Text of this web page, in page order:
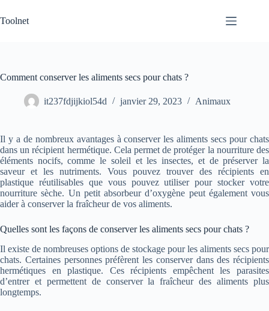
au
contenu
Toolnet
Comment conserver les aliments secs pour chats ?
it237fdjijkiol54d janvier 29, 2023 Animaux
Il y a de nombreux avantages à conserver les aliments secs pour chats
dans un récipient hermétique. Cela permet de protéger la nourriture des
éléments nocifs, comme le soleil et les insectes, et de préserver la
saveur et les nutriments. Vous pouvez trouver des récipients en
plastique réutilisables que vous pouvez utiliser pour stocker votre
nourriture sèche. Un petit absorbeur d’oxygène peut également vous
aider à conserver la fraîcheur de vos aliments.
Quelles sont les façons de conserver les aliments secs pour chats ?
Il existe de nombreuses options de stockage pour les aliments secs pour
chats. Certaines personnes préfèrent les conserver dans des récipients
hermétiques en plastique. Ces récipients empêchent les parasites
d’entrer et permettent de conserver la fraîcheur des aliments plus
longtemps.